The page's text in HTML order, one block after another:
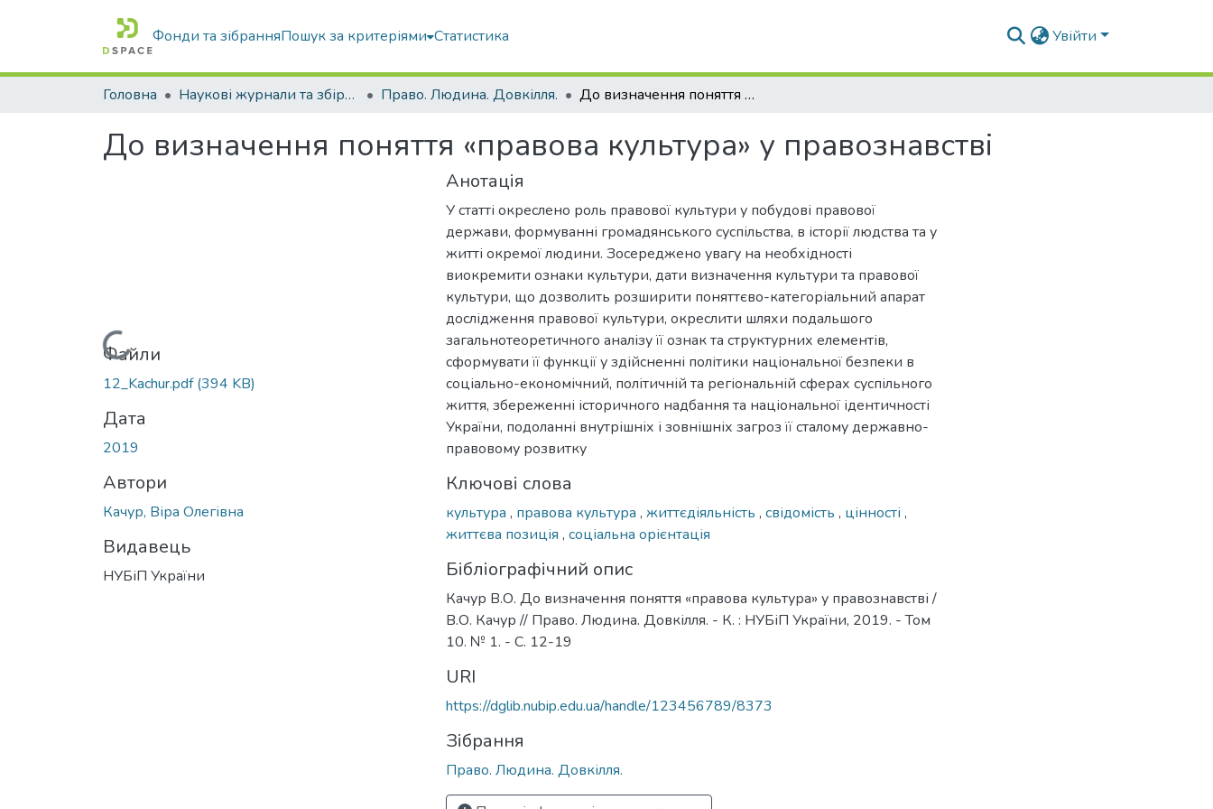
Фонди та зібранняПошук за критеріями Статистика Увійти
Головна Наукові журнали та збірники видань Право. Людина. Довкілля. До визначення поняття «правова культура» у правознавстві
До визначення поняття «правова культура» у правознавстві
Вантажиться...
Файли
12_Kachur.pdf(394 KB)
Дата
2019
Автори
Качур, Віра Олегівна
Видавець
НУБіП України
Анотація
У статті окреслено роль правової культури у побудові правової
держави, формуванні громадянського суспільства, в історії людства та у
житті окремої людини. Зосереджено увагу на необхідності
виокремити ознаки культури, дати визначення культури та правової
культури, що дозволить розширити поняттєво-категоріальний апарат
дослідження правової культури, окреслити шляхи подальшого
загальнотеоретичного аналізу її ознак та структурних елементів,
сформувати її функції у здійсненні політики національної безпеки в
соціально-економічний, політичній та регіональній сферах суспільного
життя, збереженні історичного надбання та національної ідентичності
України, подоланні внутрішніх і зовнішніх загроз її сталому державно-
правовому розвитку
Ключові слова
культура , правова культура , життєдіяльність , свідомість , цінності ,
життєва позиція , соціальна орієнтація
Бібліографічний опис
Качур В.О. До визначення поняття «правова культура» у правознавстві /
В.О. Качур // Право. Людина. Довкілля. - К. : НУБіП України, 2019. - Том
10. № 1. - С. 12-19
URI
https://dglib.nubip.edu.ua/handle/123456789/8373
Зібрання
Право. Людина. Довкілля.